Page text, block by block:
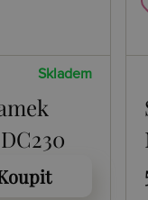
Skladem